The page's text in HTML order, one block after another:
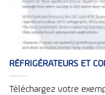
RÉFRIGÉRATEURS ET
Téléchargez votre